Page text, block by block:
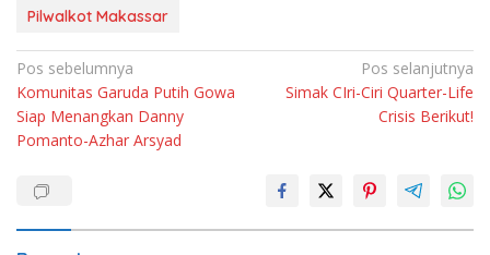
Pilwalkot Makassar
Navigasi
pos
Pos sebelumnya
Komunitas Garuda Putih Gowa
Siap Menangkan Danny
Pomanto-Azhar Arsyad
Pos selanjutnya
Simak CIri-Ciri Quarter-Life
Crisis Berikut!